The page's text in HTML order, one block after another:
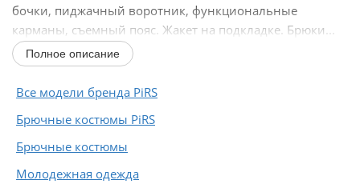
бочки, пиджачный воротник, функциональные
карманы, съемный пояс. Жакет на подкладке. Брюки...
Полное описание
Все модели бренда PiRS
Брючные костюмы PiRS
Брючные костюмы
Молодежная одежда